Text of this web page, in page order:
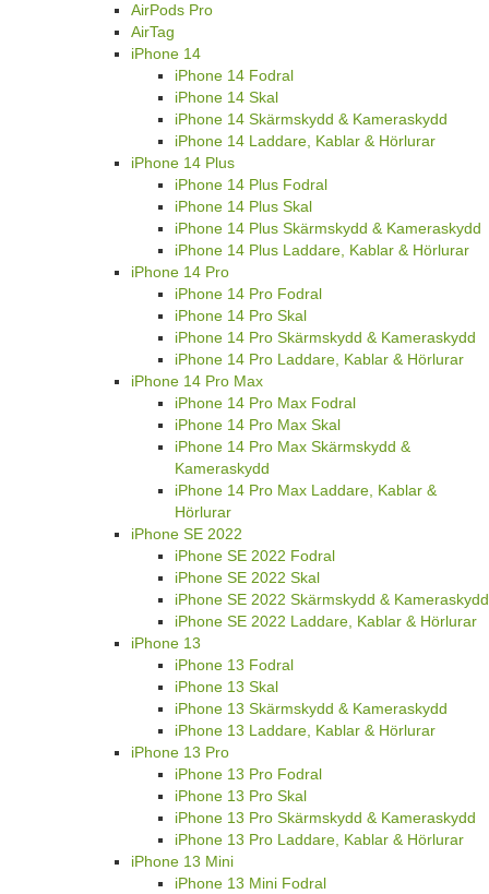
AirPods Pro
AirTag
iPhone 14
iPhone 14 Fodral
iPhone 14 Skal
iPhone 14 Skärmskydd & Kameraskydd
iPhone 14 Laddare, Kablar & Hörlurar
iPhone 14 Plus
iPhone 14 Plus Fodral
iPhone 14 Plus Skal
iPhone 14 Plus Skärmskydd & Kameraskydd
iPhone 14 Plus Laddare, Kablar & Hörlurar
iPhone 14 Pro
iPhone 14 Pro Fodral
iPhone 14 Pro Skal
iPhone 14 Pro Skärmskydd & Kameraskydd
iPhone 14 Pro Laddare, Kablar & Hörlurar
iPhone 14 Pro Max
iPhone 14 Pro Max Fodral
iPhone 14 Pro Max Skal
iPhone 14 Pro Max Skärmskydd &
Kameraskydd
iPhone 14 Pro Max Laddare, Kablar &
Hörlurar
iPhone SE 2022
iPhone SE 2022 Fodral
iPhone SE 2022 Skal
iPhone SE 2022 Skärmskydd & Kameraskydd
iPhone SE 2022 Laddare, Kablar & Hörlurar
iPhone 13
iPhone 13 Fodral
iPhone 13 Skal
iPhone 13 Skärmskydd & Kameraskydd
iPhone 13 Laddare, Kablar & Hörlurar
iPhone 13 Pro
iPhone 13 Pro Fodral
iPhone 13 Pro Skal
iPhone 13 Pro Skärmskydd & Kameraskydd
iPhone 13 Pro Laddare, Kablar & Hörlurar
iPhone 13 Mini
iPhone 13 Mini Fodral